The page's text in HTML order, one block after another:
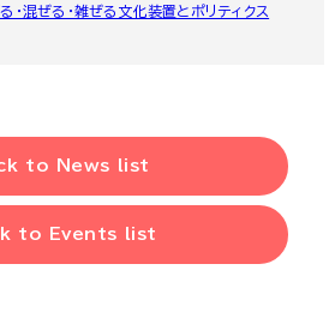
混ぜる・雑ぜる文化装置とポリティクス
to News list
to Events list